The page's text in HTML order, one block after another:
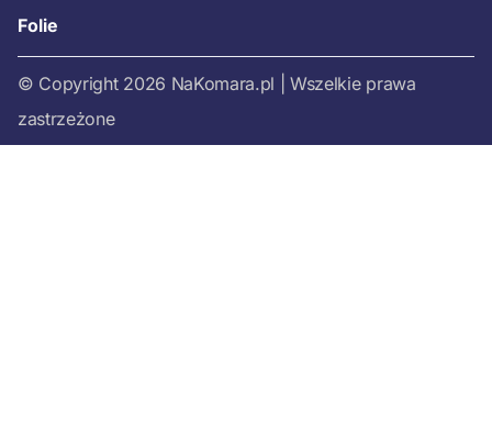
Folie
© Copyright 2026 NaKomara.pl | Wszelkie prawa
zastrzeżone